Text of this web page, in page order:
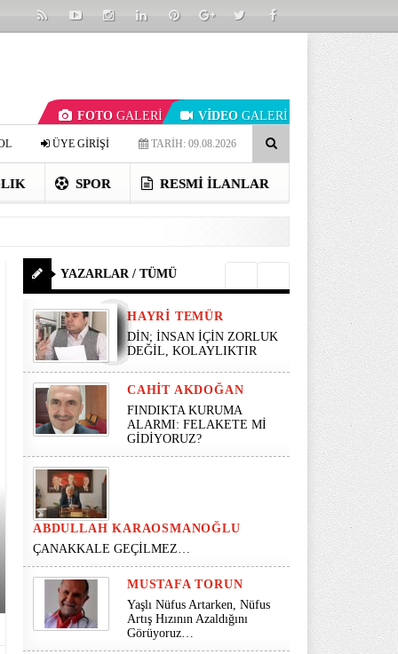
FOTO GALERİ VİDEO GALERİ
TARİH: 09.08.2026
ÜYE GİRİŞİ
SPOR RESMI İLANLAR
YAZARLAR / TÜMÜ
HAYRI TEMÜR
DİN; İNSAN İÇİN ZORLUK
DEĞİL, KOLAYLIKTIR
CAHIT AKDOĞAN
FINDIKTA KURUMA
ALARMI: FELAKETE Mİ
GİDİYORUZ?
ABDULLAH KARAOSMANOĞLU
ÇANAKKALE GEÇİLMEZ…
MUSTAFA TORUN
Yaşlı Nüfus Artarken, Nüfus
Artış Hızının Azaldığını
Görüyoruz…